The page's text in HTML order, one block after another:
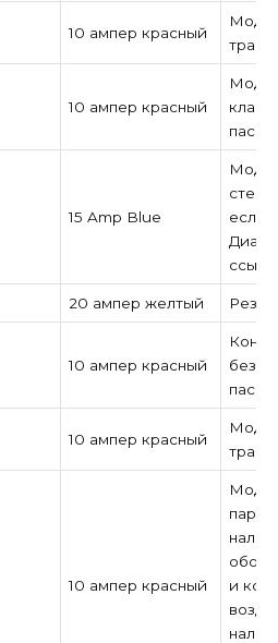
10 ампер красный
10 ампер красный
15 Amp Blue
если
20 ампер желтый
10 ампер красный
10 ампер красный
10 ампер красный
и